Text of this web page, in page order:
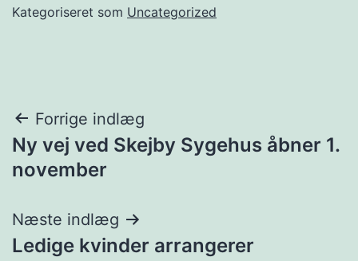
Kategoriseret som Uncategorized
Indlægsnavigation
Forrige indlæg
Ny vej ved Skejby Sygehus åbner 1.
november
Næste indlæg
Ledige kvinder arrangerer